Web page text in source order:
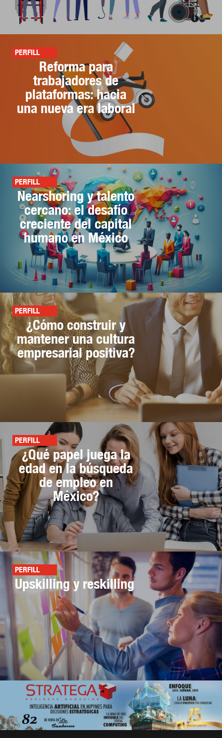
PERFILL
Reforma para
trabajadores de
plataformas: hacia
una nueva era laboral
PERFILL
Nearshoring y talento
cercano: el desafío
creciente del capital
humano en México
PERFILL
¿Cómo construir y
mantener una cultura
empresarial positiva?
PERFILL
¿Qué papel juega la
edad en la búsqueda
de empleo en
México?
PERFILL
Upskilling y reskilling